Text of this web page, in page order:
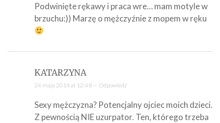
Podwinięte rękawy i praca wre… mam motyle w
brzuchu:)) Marzę o mężczyźnie z mopem w ręku
KATARZYNA
24 maja 2014 at 12:48 — Odpowiedz
Sexy mężczyzna? Potencjalny ojciec moich dzieci.
Z pewnością NIE uzurpator. Ten, którego trzeba